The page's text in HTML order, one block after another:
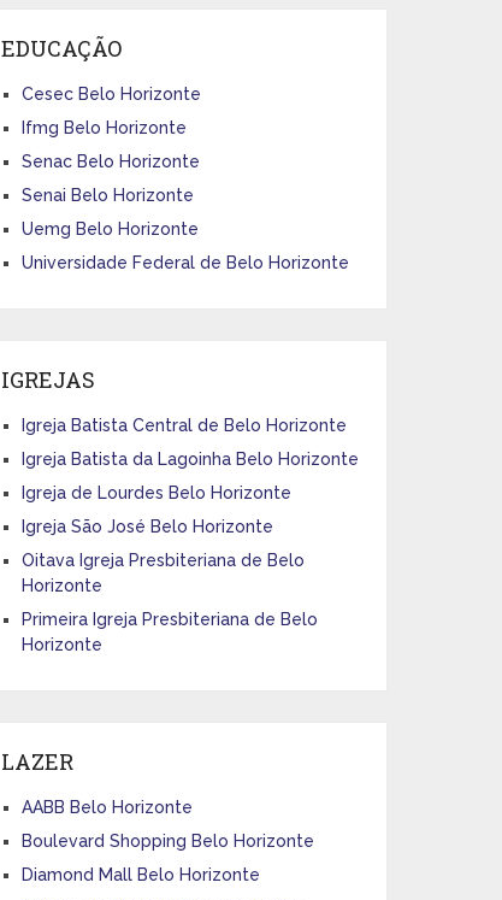
EDUCAÇÃO
Cesec Belo Horizonte
Ifmg Belo Horizonte
Senac Belo Horizonte
Senai Belo Horizonte
Uemg Belo Horizonte
Universidade Federal de Belo Horizonte
IGREJAS
Igreja Batista Central de Belo Horizonte
Igreja Batista da Lagoinha Belo Horizonte
Igreja de Lourdes Belo Horizonte
Igreja São José Belo Horizonte
Oitava Igreja Presbiteriana de Belo
Horizonte
Primeira Igreja Presbiteriana de Belo
Horizonte
LAZER
AABB Belo Horizonte
Boulevard Shopping Belo Horizonte
Diamond Mall Belo Horizonte